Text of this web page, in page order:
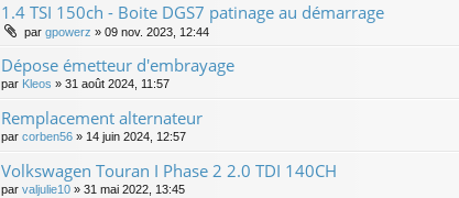
1.4 TSI 150ch - Boite DGS7 patinage au démarrage
par gpowerz » 09 nov. 2023, 12:44
Dépose émetteur d'embrayage
par Kleos » 31 août 2024, 11:57
Remplacement alternateur
par corben56 » 14 juin 2024, 12:57
Volkswagen Touran I Phase 2 2.0 TDI 140CH
par valjulie10 » 31 mai 2022, 13:45